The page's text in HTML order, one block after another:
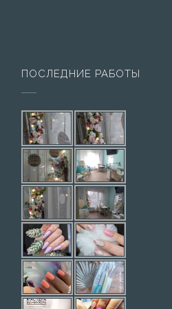
ПОСЛЕДНИЕ РАБОТЫ